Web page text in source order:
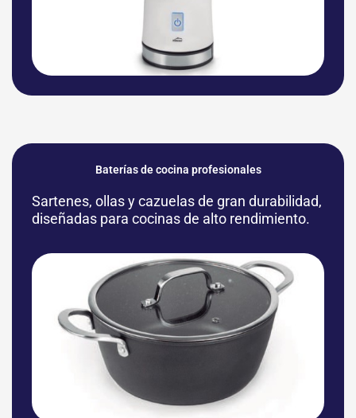
Baterías de cocina profesionales
Sartenes, ollas y cazuelas de gran durabilidad,
diseñadas para cocinas de alto rendimiento.